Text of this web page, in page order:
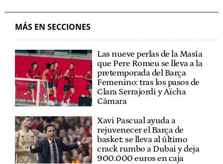
MÁS EN SECCIONES
Las nueve perlas de la Masía
que Pere Romeu se lleva a la
pretemporada del Barça
Femenino: tras los pasos de
Clara Serrajordi y Aïcha
Cámara
Xavi Pascual ayuda a
rejuvenecer el Barça de
basket: se lleva al último
crack rumbo a Dubai y deja
900.000 euros en caja